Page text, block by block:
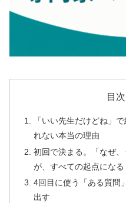
目次
「いい先生だけどね」
れない本当の理由
初回で決まる。「なぜ
が、すべての起点になる
4回目に使う「ある質問
出す